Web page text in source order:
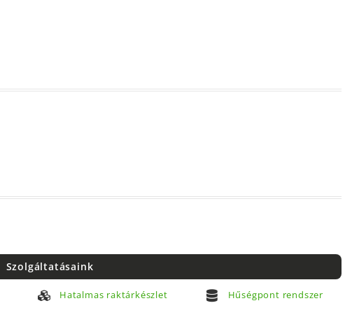
Szolgáltatásaink
Hatalmas raktárkészlet Hűségpont rendszer